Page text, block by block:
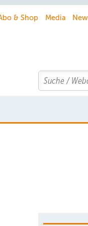
& Shop Media
Search